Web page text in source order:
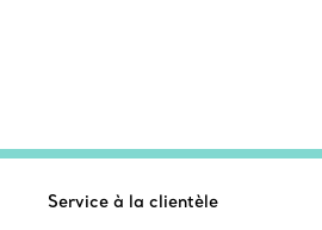
Service à la clientèle